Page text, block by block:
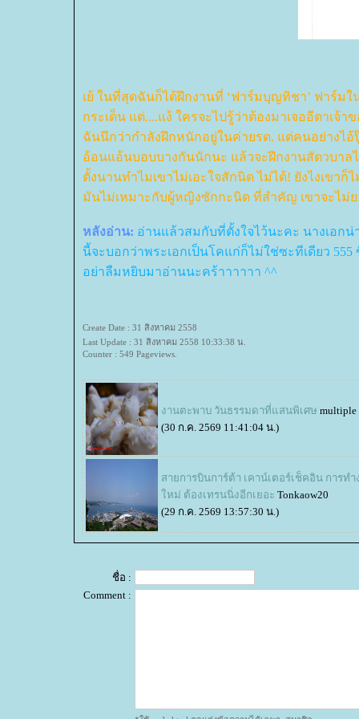
เย้ ในที่สุดฉันก็ได้ฝึกงานที่ ‘ฟาร์มบุญทิชา’ ฟาร์ม
กระเด็น แต่....แง้ ใครจะไปรู้ว่าต้องมาเจออีตาเ
ฉันนึกว่ากำลังฝึกหนักอยู่ในค่ายรด. แต่คนอย่างไ
อ้อนแอ้นบอบบางกันนักนะ แล้วจะฝึกงานสัตวบาล
ตั้งนานทำไมเขาไม่เอะใจสักนิด ไม่ได้! ยังไงเข
มันไม่เหมาะกับผู้หญิงซักกะนิด ที่สำคัญ เขาจะไม่
หลังอ่าน: อ่านแล้วสมกับที่ตั้งใจไว้นะคะ นางเอก
นี้จะบอกว่าพระเอกเป็นโคแก่ก็ไม่ใช่ซะทีเดียว
อย่าลืมหยิบมาอ่านนะคร้าาาาาา ^^
Create Date : 31 สิงหาคม 2558
Last Update : 31 สิงหาคม 2558 10:33:38 น.
Counter : 549 Pageviews.
งานตะพาบ วันธรรมดาที่แสนพิเศษ multiple
(30 ก.ค. 2569 11:41:04 น.)
สายการบินการ์ต้า เคาน์เตอร์เช็คอิน การท
หม่ ต้องเทรนนิ่งอีกเยอะ Tonkaow20
(29 ก.ค. 2569 13:57:30 น.)
ชื่อ :
Comment :